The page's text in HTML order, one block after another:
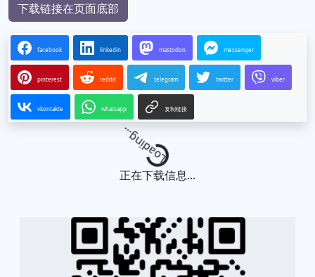
下载链接在页面底部
facebook linkedin mastodon messenger
pinterest reddit telegram twitter viber
vkontakte whatsapp 复制链接
Loading...
正在下载信息...